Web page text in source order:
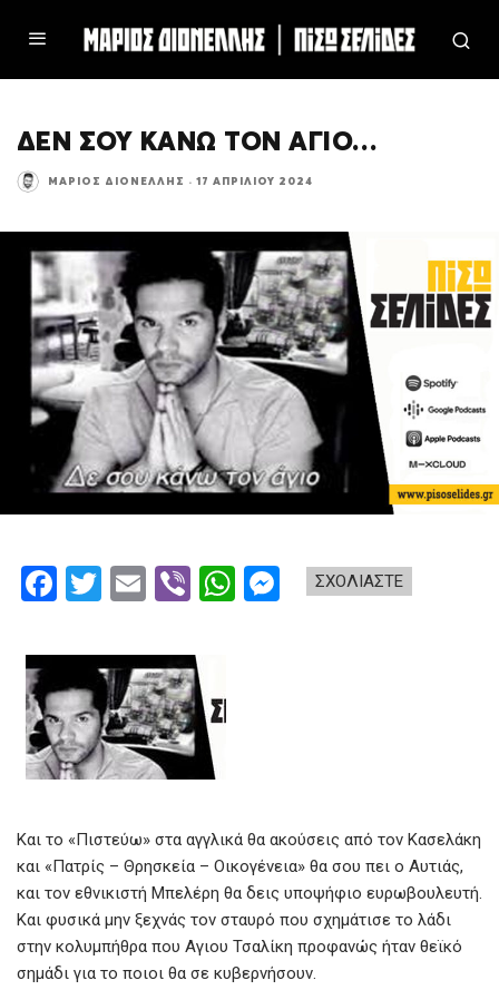
ΔΕΝ ΣΟΥ ΚΑΝΩ ΤΟΝ ΑΓΙΟ…
ΜΆΡΙΟΣ ΔΙΟΝΈΛΛΗΣ · 17 ΑΠΡΙΛΊΟΥ 2024
ΣΧΟΛΙΑΣΤΕ
F
ce
b
o
o
T
tt
er
E
ail
Vi
er
W
Και το «Πιστεύω» στα αγγλικά θα ακούσεις από τον Κασελάκη
και «Πατρίς – Θρησκεία – Οικογένεια» θα σου πει ο Αυτιάς,
και τον εθνικιστή Μπελέρη θα δεις υποψήφιο ευρωβουλευτή.
Και φυσικά μην ξεχνάς τον σταυρό που σχημάτισε το λάδι
στην κολυμπήθρα που Αγιου Τσαλίκη προφανώς ήταν θεϊκό
σημάδι για το ποιοι θα σε κυβερνήσουν.